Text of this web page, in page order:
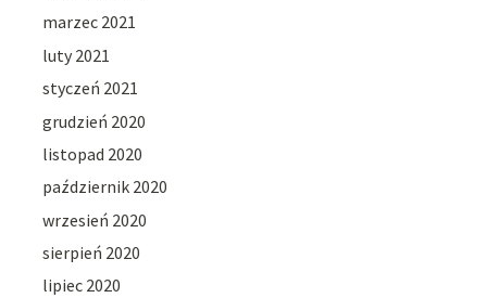
marzec 2021
luty 2021
styczeń 2021
grudzień 2020
listopad 2020
październik 2020
wrzesień 2020
sierpień 2020
lipiec 2020